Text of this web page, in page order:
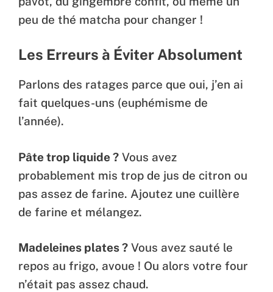
peu de thé matcha pour changer !
Les Erreurs à Éviter Absolument
Parlons des ratages parce que oui, j’en ai
fait quelques-uns (euphémisme de
l’année).
Pâte trop liquide ? Vous avez
probablement mis trop de jus de citron ou
pas assez de farine. Ajoutez une cuillère
de farine et mélangez.
Madeleines plates ? Vous avez sauté le
repos au frigo, avoue ! Ou alors votre four
n’était pas assez chaud.